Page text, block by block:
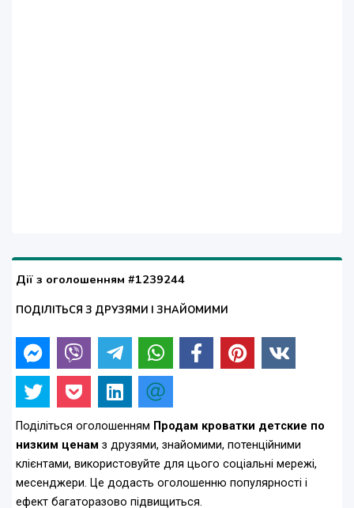
Дії з оголошенням #1239244
ПОДІЛІТЬСЯ З ДРУЗЯМИ І ЗНАЙОМИМИ
Поділіться оголошенням Продам кроватки детские по
низким ценам з друзями, знайомими, потенційними
клієнтами, використовуйте для цього соціальні мережі,
месенджери. Це додасть оголошенню популярності і
ефект багаторазово підвищиться.